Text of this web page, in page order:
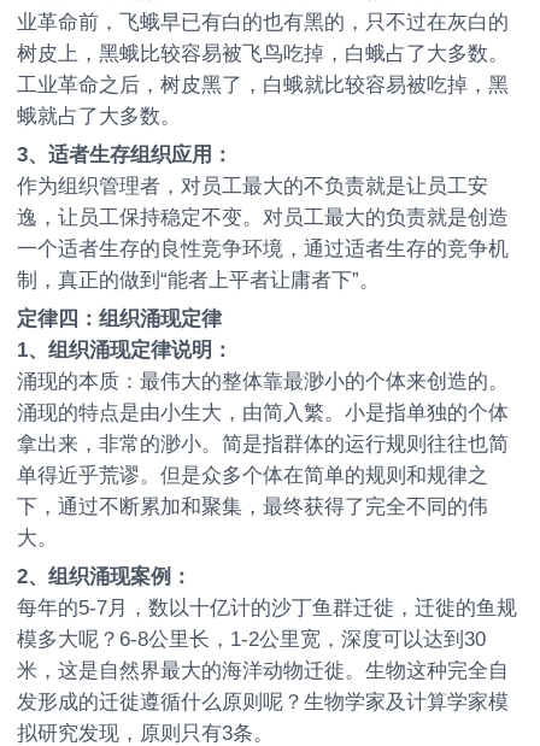
业革命前，飞蛾早已有白的也有黑的，只不过在灰白的
树皮上，黑蛾比较容易被飞鸟吃掉，白蛾占了大多数。
工业革命之后，树皮黑了，白蛾就比较容易被吃掉，黑
蛾就占了大多数。
3、适者生存组织应用：
作为组织管理者，对员工最大的不负责就是让员工安
逸，让员工保持稳定不变。对员工最大的负责就是创造
一个适者生存的良性竞争环境，通过适者生存的竞争机
制，真正的做到“能者上平者让庸者下”。
定律四：组织涌现定律
1、组织涌现定律说明：
涌现的本质：最伟大的整体靠最渺小的个体来创造的。
涌现的特点是由小生大，由简入繁。小是指单独的个体
拿出来，非常的渺小。简是指群体的运行规则往往也简
单得近乎荒谬。但是众多个体在简单的规则和规律之
下，通过不断累加和聚集，最终获得了完全不同的伟
大。
2、组织涌现案例：
每年的5-7月，数以十亿计的沙丁鱼群迁徙，迁徙的鱼规
模多大呢？6-8公里长，1-2公里宽，深度可以达到30
米，这是自然界最大的海洋动物迁徙。生物这种完全自
发形成的迁徙遵循什么原则呢？生物学家及计算学家模
拟研究发现，原则只有3条。